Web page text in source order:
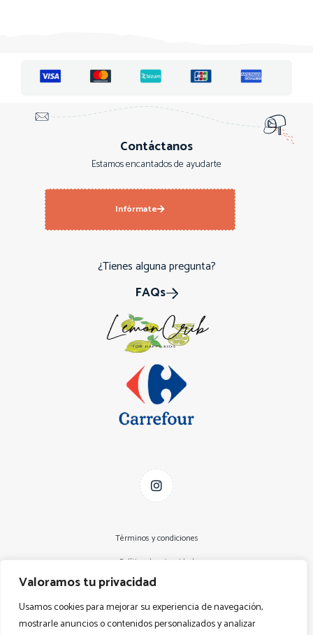
Valoramos tu privacidad
Usamos cookies para mejorar su experiencia de navegación,
mostrarle anuncios o contenidos personalizados y analizar
Contáctanos
Estamos encantados de ayudarte
Infórmate
¿Tienes alguna pregunta?
FAQs
Términos y condiciones
Política de privacidad
Aviso Legal
Declaración de accesibilidad